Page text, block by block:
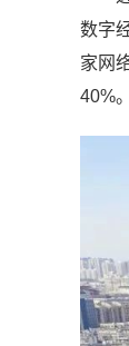
数字
家网
40%